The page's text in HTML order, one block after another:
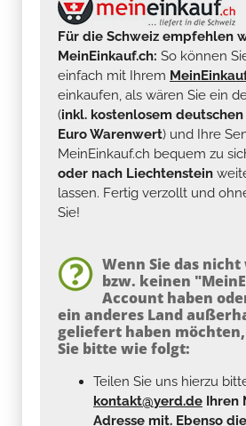
Für die Schweiz empfehlen
MeinEinkauf.ch: So können
einfach mit Ihrem
einkaufen, als wären Sie ein
(inkl. kostenlosem deutschen
Euro Warenwert) und Ihre
MeinEinkauf.ch bequem zu
oder nach Liechtenstein
lassen. Fertig verzollt und
Sie!
Wenn Sie das
bzw. keinen
Account haben
ein anderes Land
geliefert haben
Sie bitte wie folgt:
Teilen Sie uns hierzu
kontakt@yerd.de Ihren
Adresse mit. Ebenso